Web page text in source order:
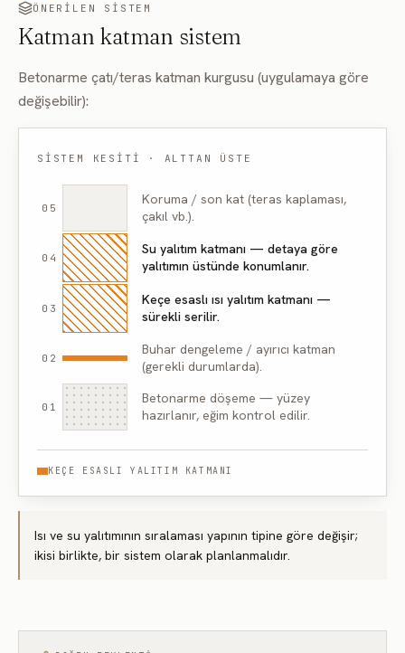
ÖNERILEN SISTEM
Katman katman sistem
Betonarme çatı/teras katman kurgusu (uygulamaya göre
değişebilir):
SISTEM KESITI · ALTTAN ÜSTE
01
Betonarme döşeme — yüzey
hazırlanır, eğim kontrol edilir.
02
Buhar dengeleme / ayırıcı katman
(gerekli durumlarda).
03
Keçe esaslı ısı yalıtım katmanı —
sürekli serilir.
04
Su yalıtım katmanı — detaya göre
yalıtımın üstünde konumlanır.
05
Koruma / son kat (teras kaplaması,
çakıl vb.).
KEÇE ESASLI YALITIM KATMANI
Isı ve su yalıtımının sıralaması yapının tipine göre değişir;
ikisi birlikte, bir sistem olarak planlanmalıdır.